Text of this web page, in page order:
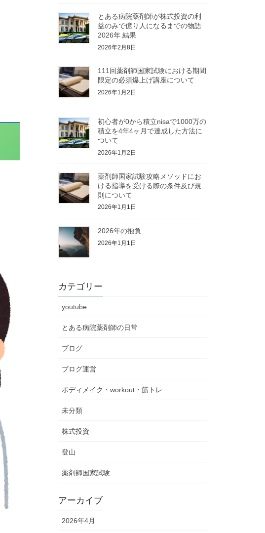
とある病院薬剤師が株式投資の利
益のみで億り人になるまでの物語
2026年 結果
2026年2月8日
111回薬剤師国家試験における期間
限定の必須爆上げ講座について
2026年1月2日
初心者が0から積立nisaで1000万の
積立を4年4ヶ月で達成した方法に
ついて
2026年1月2日
薬剤師国家試験攻略メソッドにお
ける指導を受ける際の条件及び規
則について
2026年1月1日
2026年の抱負
2026年1月1日
カテゴリー
youtube
とある病院薬剤師の日常
ブログ
ブログ運営
ボディメイク・workout・筋トレ
未分類
株式投資
登山
薬剤師国家試験
アーカイブ
2026年4月